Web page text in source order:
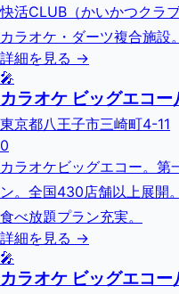
快活CLUB（かいかつクラ
カラオケ・ダーツ複合施設
詳細を見る →
🎤
カラオケ ビッグエコー
東京都八王子市三崎町4-11
0
カラオケビッグエコー。第
ン。全国430店舗以上展開
食べ放題プラン充実。
詳細を見る →
🎤
カラオケ ビッグエコー